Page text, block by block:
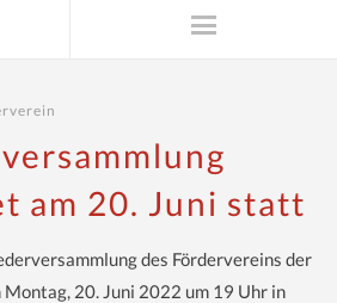
am 20. Juni statt
des Fördervereins der
20. Juni 2022 um 19 Uhr in